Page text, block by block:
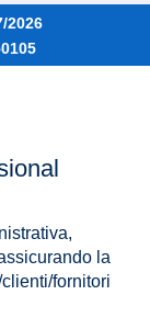
2026
la
fornitori